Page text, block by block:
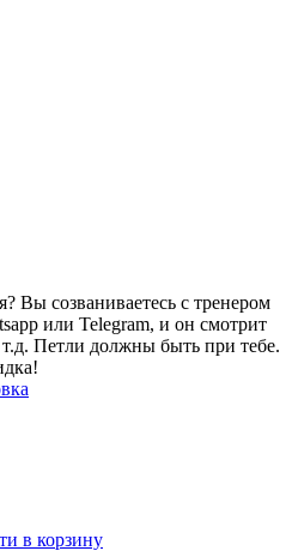
Вы созваниваетесь с тренером
или Telegram, и он смотрит
т.д. Петли должны быть при тебе.
в корзину